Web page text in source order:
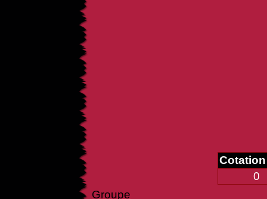
Cotation
0
Groupe